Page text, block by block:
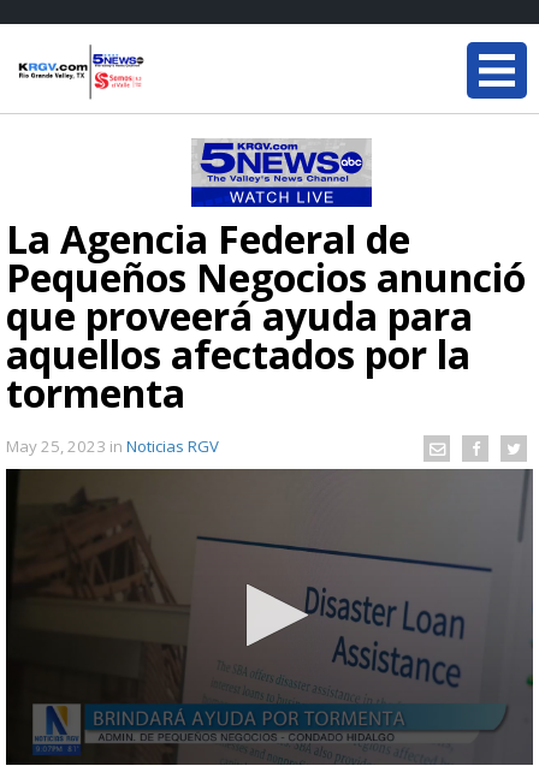
La Agencia Federal de
Pequeños Negocios anunció
que proveerá ayuda para
aquellos afectados por la
tormenta
May 25, 2023 in Noticias RGV